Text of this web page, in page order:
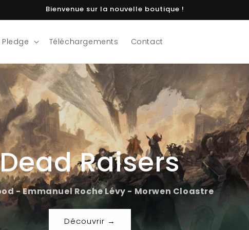
Bienvenue sur la nouvelle boutique !
Pledge Téléchargements Contact
Great Old Ones
Jules Irudimena - Morwen Cloastre
Découvrir →